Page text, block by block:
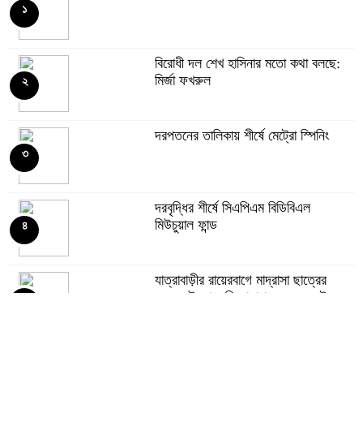
৬
পেয়েছে বিএসইসি
৭
৮
প্রধানমন্ত্রী
৯
১
বিরোধী দল শেখ হাসিনার মতো কথা বলছে:
মির্জা ফখরুল
২
দরপতনের তালিকায় শীর্ষে মেট্রো স্পিনিং
৩
দরবৃদ্ধির শীর্ষে সিএপিএম বিডিবিএল
মিউচুয়াল ফান্ড
৪
যাত্রাবাড়ীর রায়েরবাগে মাদ্রাসা ছাত্রের
মরদেহ উদ্ধার: জিজ্ঞাসাবাদের জন্য দুই